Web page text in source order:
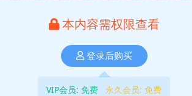
本内容需权限查看
登录后购买
VIP会员: 免费 永久会员: 免费